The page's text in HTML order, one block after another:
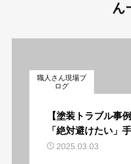
ん
職人さん現場ブ
ログ
【塗装トラブル事
「絶対避けたい」
2025.03.03